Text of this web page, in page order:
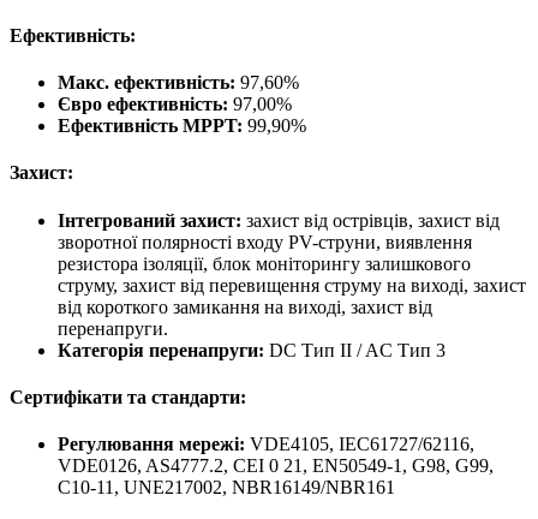
Ефективність:
Макс. ефективність: 97,60%
Євро ефективність: 97,00%
Ефективність MPPT: 99,90%
Захист:
Інтегрований захист: захист від острівців, захист від
зворотної полярності входу PV-струни, виявлення
резистора ізоляції, блок моніторингу залишкового
струму, захист від перевищення струму на виході, захист
від короткого замикання на виході, захист від
перенапруги.
Категорія перенапруги: DC Тип II / AC Тип 3
Сертифікати та стандарти:
Регулювання мережі: VDE4105, IEC61727/62116,
VDE0126, AS4777.2, CEI 0 21, EN50549-1, G98, G99,
C10-11, UNE217002, NBR16149/NBR161